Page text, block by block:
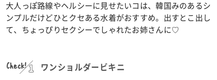
大人っぽ路線やヘルシーに見せたいコは、韓国みのあるシ
ンプルだけどひとクセある水着がおすすめ。出すとこ出し
て、ちょっぴりセクシーでしゃれたお姉さんに♡
Check! ワンショルダービキニ